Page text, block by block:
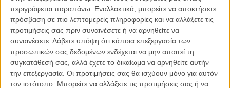
περιγράφεται παραπάνω. Εναλλακτικά, μπορείτε να αποκτήσετε
πρόσβαση σε πιο λεπτομερείς πληροφορίες και να αλλάξετε τις
προτιμήσεις σας πριν συναινέσετε ή να αρνηθείτε να
συναινέσετε. Λάβετε υπόψη ότι κάποια επεξεργασία των
προσωπικών σας δεδομένων ενδέχεται να μην απαιτεί τη
συγκατάθεσή σας, αλλά έχετε το δικαίωμα να αρνηθείτε αυτήν
την επεξεργασία. Οι προτιμήσεις σας θα ισχύουν μόνο για αυτόν
τον ιστότοπο. Μπορείτε να αλλάξετε τις προτιμήσεις σας ή να
Entourage του Νταγκ Ελιν
Everest του Μπαλταζάρ Κορμακούρ
Fantastic Four του Τζος Τρανκ
Focus των Γκλεν Φικάρα και Τζον Ρέκουα
Forget me Not του Γιάννη Φάγκρα
Furious 7 / Μαχητές των Δρόμων 7 (Furious 7) του Τζέιμς Γουαν
Hitman: Πράκτορας Νο. 47 (Hitman: Agent 47) του Αλεξάντερ